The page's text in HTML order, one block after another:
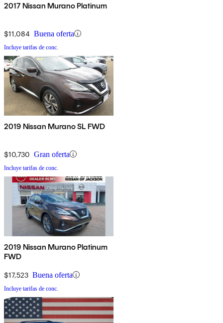
2017 Nissan Murano Platinum
$11,084 Buena oferta
Incluye tarifas de conc.
2019 Nissan Murano SL FWD
$10,730 Gran oferta
Incluye tarifas de conc.
2019 Nissan Murano Platinum
FWD
$17,523 Buena oferta
Incluye tarifas de conc.